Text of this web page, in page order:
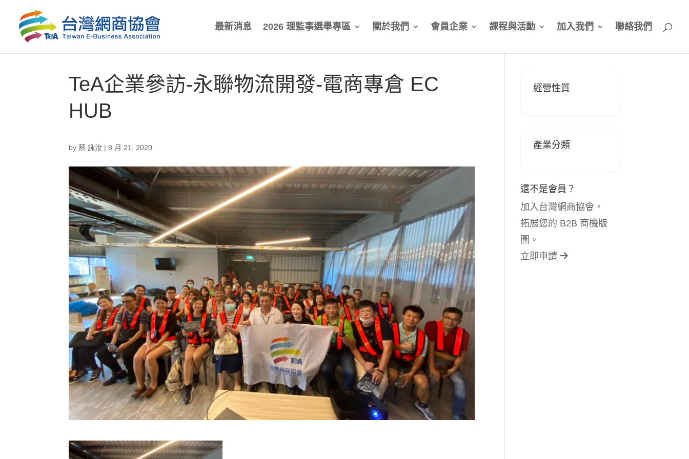
最新消息 2026 理監事選舉專區 關於我們 會員企業 課程與活動 加入我們 聯絡我們
TeA企業參訪-永聯物流開發-電商專倉 EC
HUB
by蔡 詠汝 |8 月 21, 2020
經營性質
產業分類
還不是會員？
加入台灣網商協會，
拓展您的 B2B 商機版
圖。
立即申請